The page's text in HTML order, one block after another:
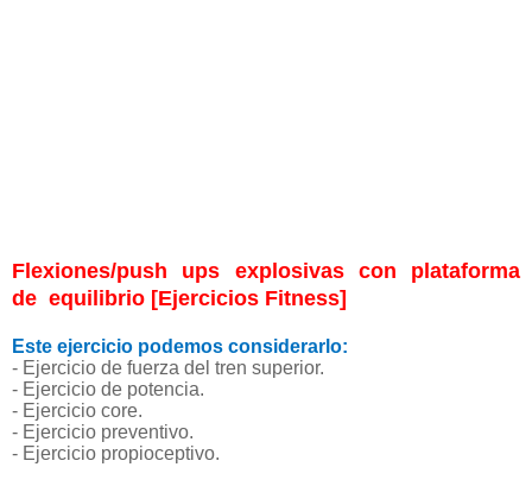
Flexiones/push ups explosivas con plataforma
de equilibrio [Ejercicios Fitness]
Este ejercicio podemos considerarlo:
- Ejercicio de fuerza del tren superior.
- Ejercicio de potencia.
- Ejercicio core.
- Ejercicio preventivo.
- Ejercicio propioceptivo.